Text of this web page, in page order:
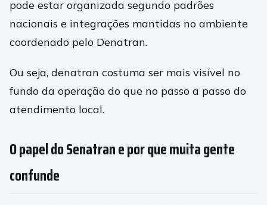
pode estar organizada segundo padrões
nacionais e integrações mantidas no ambiente
coordenado pelo Denatran.
Ou seja, denatran costuma ser mais visível no
fundo da operação do que no passo a passo do
atendimento local.
O papel do Senatran e por que muita gente
confunde